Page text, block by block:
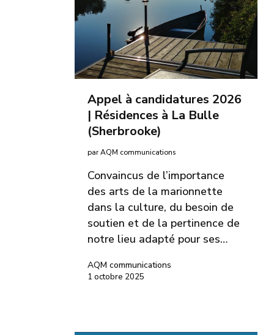
Appel à candidatures 2026
| Résidences à La Bulle
(Sherbrooke)
par AQM communications
Convaincus de l’importance
des arts de la marionnette
dans la culture, du besoin de
soutien et de la pertinence de
notre lieu adapté pour ses…
AQM communications
1 octobre 2025